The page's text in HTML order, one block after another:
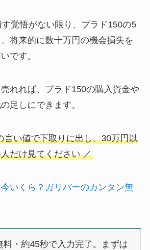
覚悟がない限り、プラド150の5
将来的に数十万円の機会損失を
です。
れれば、プラド150の購入資金や
足しにできます。
言い値で下取りに出し、30万円以
だけ見てください ／
いくら？ガリバーのカンタン無
料・約45秒で入力完了。まずは